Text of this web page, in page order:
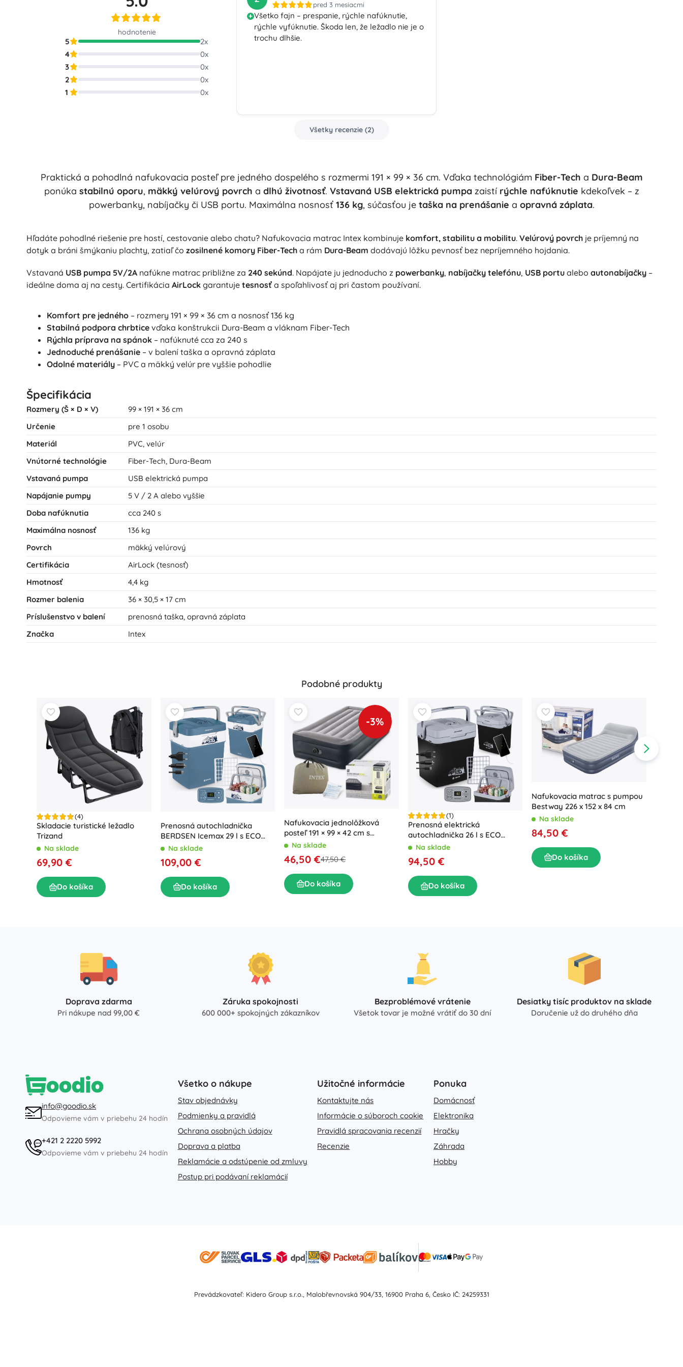
hodnotenie
5 2x
4
0x
3
0x
2
0x
1
0x
pred 3 mesiacmi
Všetko fajn – prespanie, rýchle nafúknutie,
rýchle vyfúknutie. Škoda len, že ležadlo nie je o
trochu dlhšie.
Všetky recenzie(2)
Praktická a pohodlná nafukovacia posteľ pre jedného dospelého s rozmermi 191 × 99 × 36 cm. Vďaka technológiám Fiber-Tech a Dura-Beam
ponúka stabilnú oporu, mäkký velúrový povrch a dlhú životnosť. Vstavaná USB elektrická pumpazaistí rýchle nafúknutie kdekoľvek – z
powerbanky, nabíjačky či USB portu. Maximálna nosnosť 136 kg, súčasťou je taška na prenášanie a opravná záplata.
Hľadáte pohodlné riešenie pre hostí, cestovanie alebo chatu? Nafukovacia matrac Intex kombinuje komfort, stabilitu a mobilitu. Velúrový povrch je príjemný na
dotyk a bráni šmýkaniu plachty, zatiaľ čo zosilnené komory Fiber-Tech a rám Dura-Beam dodávajú lôžku pevnosť bez nepríjemného hojdania.
Vstavaná USB pumpa 5V/2A nafúkne matrac približne za 240 sekúnd. Napájate ju jednoducho z powerbanky, nabíjačky telefónu, USB portu alebo autonabíjačky –
ideálne doma aj na cesty. Certifikácia AirLock garantuje tesnosť a spoľahlivosť aj pri častom používaní.
Komfort pre jedného – rozmery 191 × 99 × 36 cm a nosnosť 136 kg
Stabilná podpora chrbtice vďaka konštrukcii Dura-Beam a vláknam Fiber-Tech
Rýchla príprava na spánok – nafúknuté cca za 240 s
Jednoduché prenášanie – v balení taška a opravná záplata
Odolné materiály – PVC a mäkký velúr pre vyššie pohodlie
Špecifikácia
Rozmery (Š × D × V)
99 × 191 × 36 cm
Určenie
pre 1 osobu
Materiál
PVC, velúr
Vnútorné technológie
Fiber-Tech, Dura-Beam
Vstavaná pumpa
USB elektrická pumpa
Napájanie pumpy
5 V / 2 A alebo vyššie
Doba nafúknutia
cca 240 s
Maximálna nosnosť
136 kg
Povrch
mäkký velúrový
Certifikácia
AirLock (tesnosť)
Hmotnosť
4,4 kg
Rozmer balenia
36 × 30,5 × 17 cm
Príslušenstvo v balení
prenosná taška, opravná záplata
Značka
Intex
Podobné produkty
(4)
Skladacie turistické ležadlo
Trizand
Na sklade
69,90 €
Do košíka
Prenosná autochladnička
BERDSEN Icemax 29 l s ECO
režimom – modrá
Na sklade
109,00 €
Do košíka
-3%
Nafukovacia jednolôžková
posteľ 191 × 99 × 42 cm s
vstavanou elektrickou pumpou
Na sklade
46,50 €47,50 €
Do košíka
(1)
Prenosná elektrická
autochladnička 26 l s ECO
režimom – čierna
Na sklade
94,50 €
Do košíka
Nafukovacia matrac s pumpou
Bestway 226 x 152 x 84 cm
Na sklade
84,50 €
Do košíka
Doprava zdarma
Pri nákupe nad 99,00 €
Záruka spokojnosti
600 000+ spokojných zákazníkov
Bezproblémové vrátenie
Všetok tovar je možné vrátiť do 30 dní
Desiatky tisíc produktov na sklade
Doručenie už do druhého dňa
info@goodio.sk
Odpovieme vám v priebehu 24 hodín
+421 2 2220 5992
Odpovieme vám v priebehu 24 hodín
Všetko o nákupe
Stav objednávky
Podmienky a pravidlá
Ochrana osobných údajov
Doprava a platba
Reklamácie a odstúpenie od zmluvy
Postup pri podávaní reklamácií
Užitočné informácie
Kontaktujte nás
Informácie o súboroch cookie
Pravidlá spracovania recenzií
Recenzie
Ponuka
Domácnosť
Elektronika
Hračky
Záhrada
Hobby
Prevádzkovateľ: Kidero Group s.r.o., Malobřevnovská 904/33, 16900 Praha 6, Česko IČ: 24259331